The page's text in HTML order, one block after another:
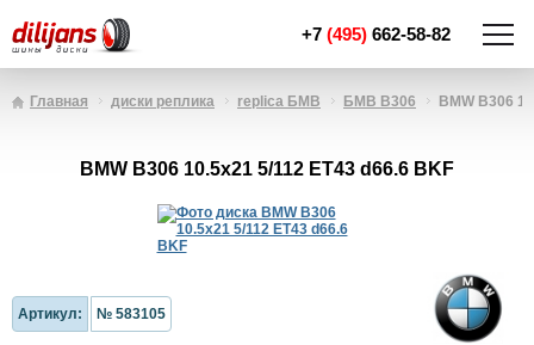
+7 (495) 662-58-82
Главная диски реплика replica БМВ БМВ B306 BMW B306
BMW B306 10.5x21 5/112 ET43 d66.6 BKF
Артикул: № 583105